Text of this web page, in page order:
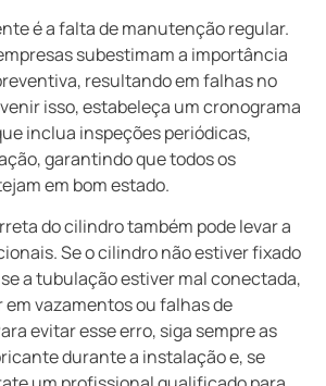
é a falta de manutenção regular.
subestimam a importância
resultando em falhas no
isso, estabeleça um cronograma
inclua inspeções periódicas,
garantindo que todos os
em bom estado.
do cilindro também pode levar a
Se o cilindro não estiver fixado
a tubulação estiver mal conectada,
em vazamentos ou falhas de
evitar esse erro, siga sempre as
durante a instalação e, se